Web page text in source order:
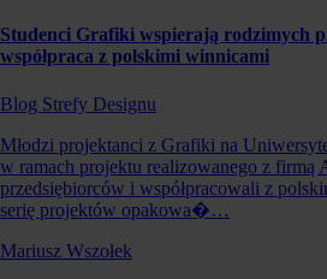
Studenci Grafiki wspierają rodzimych
współpraca z polskimi winnicami
Blog Strefy Designu
Młodzi projektanci z Grafiki na
w ramach projektu realizowanego z firmą
przedsiębiorców i współpracowali z
serię projektów opakowa�…
Mariusz Wszołek